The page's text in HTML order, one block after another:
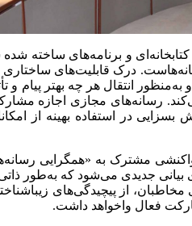
و برنامه‌های ساخته
درک قابلیت‌های
و به‌منظور انتقال هر‌ چه بهتر
رسانه‌های مجازی اجازه
در استفاده بهینه از
مشترک به «همگرایی
جدیدی می‌شود که به‌طور
مخاطبان، از ‌پیچیدگی‌های
فعال وا‌خواهد داشت.